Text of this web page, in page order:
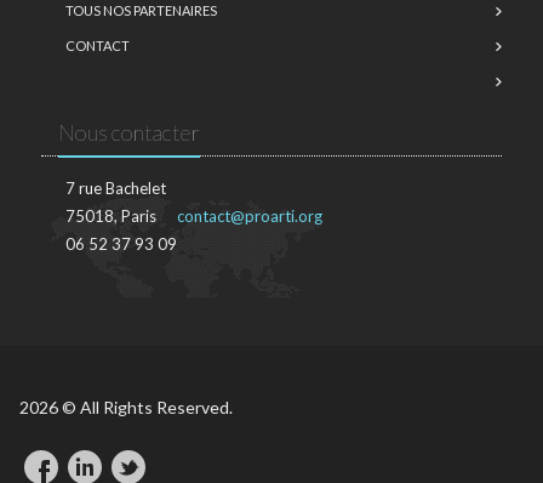
TOUS NOS PARTENAIRES
CONTACT
Nous contacter
7 rue Bachelet
75018, Paris
06 52 37 93 09
contact@proarti.org
2026 © All Rights Reserved.